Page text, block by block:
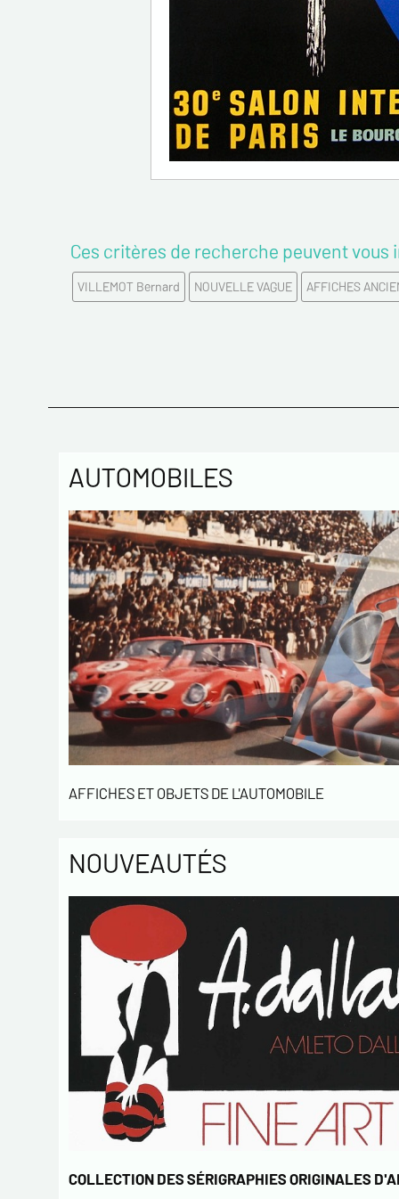
Ces critères de recherche peuvent vous
VILLEMOT Bernard NOUVELLE VAGUE AFFICHES
AUTOMOBILES
AFFICHES ET OBJETS DE L'AUTOMOBILE
NOUVEAUTÉS
COLLECTION DES SÉRIGRAPHIES ORIGINALES